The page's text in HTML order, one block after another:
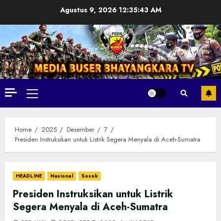
Agustus 9, 2026 12:35:45 AM
Primary
Menu
Home 2025 Desember
7
Presiden Instruksikan untuk Listrik Segera Menyala di Aceh-Sumatra
HEADLINE Nasional Sosok
Presiden Instruksikan untuk Listrik
Segera Menyala di Aceh-Sumatra